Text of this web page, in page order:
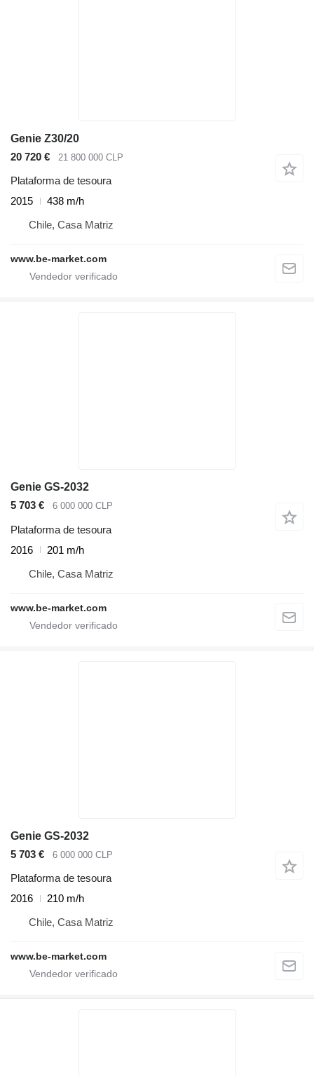
Genie Z30/20
20 720 €
21 800 000 CLP
Plataforma de tesoura
2015
438 m/h
Chile, Casa Matriz
www.be-market.com
Genie GS-2032
5 703 €
6 000 000 CLP
Plataforma de tesoura
2016
201 m/h
Chile, Casa Matriz
www.be-market.com
Genie GS-2032
5 703 €
6 000 000 CLP
Plataforma de tesoura
2016
210 m/h
Chile, Casa Matriz
www.be-market.com